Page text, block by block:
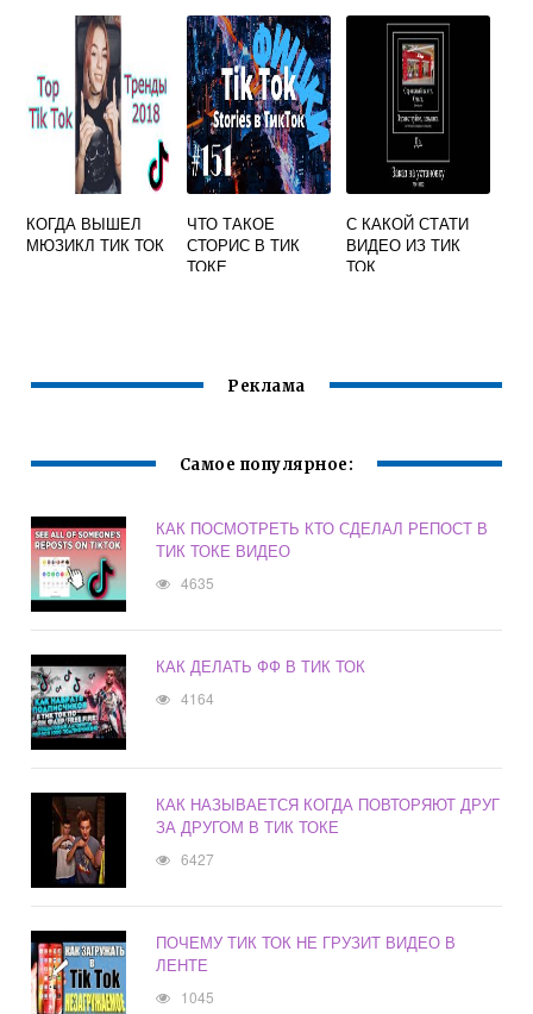
КОГДА ВЫШЕЛ
МЮЗИКЛ ТИК ТОК
ЧТО ТАКОЕ
СТОРИС В ТИК
ТОКЕ
С КАКОЙ СТАТИ
ВИДЕО ИЗ ТИК
ТОК
Реклама
Самое популярное:
КАК ПОСМОТРЕТЬ КТО СДЕЛАЛ РЕПОСТ В
ТИК ТОКЕ ВИДЕО
4635
КАК ДЕЛАТЬ ФФ В ТИК ТОК
4164
КАК НАЗЫВАЕТСЯ КОГДА ПОВТОРЯЮТ ДРУГ
ЗА ДРУГОМ В ТИК ТОКЕ
6427
ПОЧЕМУ ТИК ТОК НЕ ГРУЗИТ ВИДЕО В
ЛЕНТЕ
1045